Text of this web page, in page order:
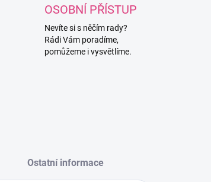
OSOBNÍ PŘÍSTUP
Nevíte si s něčím rady?
Rádi Vám poradíme,
pomůžeme i vysvětlíme.
Ostatní informace